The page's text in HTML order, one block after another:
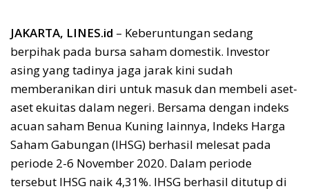
JAKARTA, LINES.id – Keberuntungan sedang
berpihak pada bursa saham domestik. Investor
asing yang tadinya jaga jarak kini sudah
memberanikan diri untuk masuk dan membeli aset-
aset ekuitas dalam negeri. Bersama dengan indeks
acuan saham Benua Kuning lainnya, Indeks Harga
Saham Gabungan (IHSG) berhasil melesat pada
periode 2-6 November 2020. Dalam periode
tersebut IHSG naik 4,31%. IHSG berhasil ditutup di